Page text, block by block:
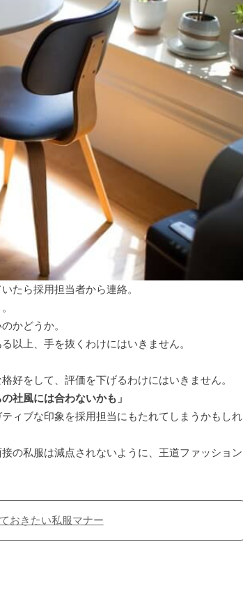
たら採用担当者から連絡。
かどうか。
以上、手を抜くわけにはいきません。
好をして、評価を下げるわけにはいきません。
社風には合わないかも」
ィブな印象を採用担当にもたれてしまうかもしれ
の私服は減点されないように、王道ファッション
おきたい私服マナー